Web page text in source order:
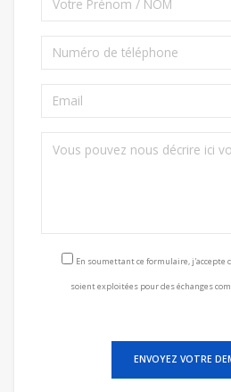
Consentement RGPD
En soumettant ce formulaire,
soient exploitées pour des échanges